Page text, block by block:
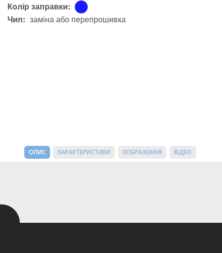
Колір заправки:
Чип: заміна або перепрошивка
ОПИС ХАРАКТЕРИСТИКИ ЗОБРАЖЕННЯ ВІДЕО